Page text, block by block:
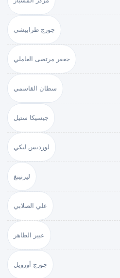
جورج طرابيشي
جعفر مرتضى العاملي
سطان القاسمي
جيسيكا ستيل
لورديس لبكي
ليرنينغ
علي الصلابي
عبير الطاهر
جورج أورويل